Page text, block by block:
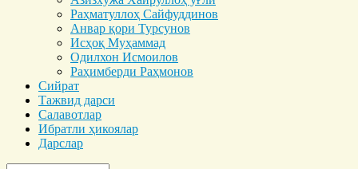
Раҳматуллоҳ Сайфуддинов
Анвар қори Турсунов
Исҳоқ Муҳаммад
Одилхон Исмоилов
Раҳимберди Раҳмонов
Сийрат
Тажвид дарси
Салавотлар
Ибратли ҳикоялар
Дарслар